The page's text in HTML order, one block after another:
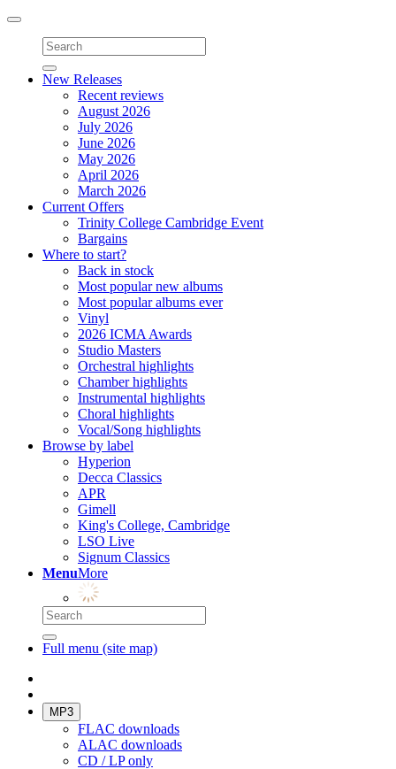
Toggle
navigation
New Releases
Recent reviews
August 2026
July 2026
June 2026
May 2026
April 2026
March 2026
Current Offers
Trinity College Cambridge Event
Bargains
Where to start?
Back in stock
Most popular new albums
Most popular albums ever
Vinyl
2026 ICMA Awards
Studio Masters
Orchestral highlights
Chamber highlights
Instrumental highlights
Choral highlights
Vocal/Song highlights
Browse by label
Hyperion
Decca Classics
APR
Gimell
King's College, Cambridge
LSO Live
Signum Classics
MenuMore
Full menu (site map)
MP3
FLAC downloads
ALAC downloads
CD / LP only